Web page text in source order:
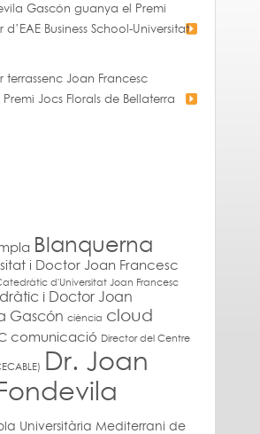
Gascón guanya el Premi
Business School-Universitat
terrassenc Joan Francesc
Jocs Florals de Bellaterra
Blanquerna
i Doctor Joan Francesc
d'Universitat Joan Francesc
i Doctor Joan
Gascón ciència cloud
comunicació Director del Centre
Dr. Joan
Universitària Mediterrani de